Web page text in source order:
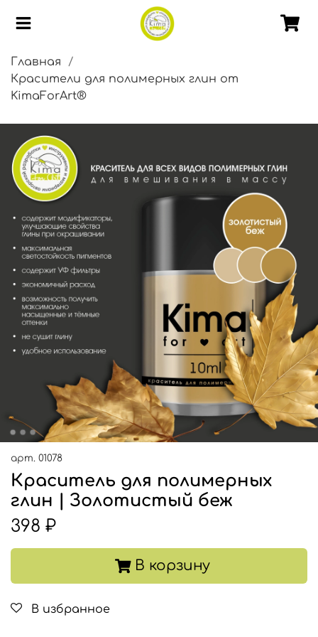
Главная
Красители для полимерных глин от
KimaForArt®
арт. 01078
Краситель для полимерных
глин | Золотистый беж
398 ₽
В корзину
В избранное